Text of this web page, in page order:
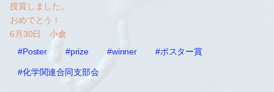
授賞しました。
おめでとう！
6月30日 小倉
#Poster
#prize #winner #ポスター賞
#化学関連合同支部会